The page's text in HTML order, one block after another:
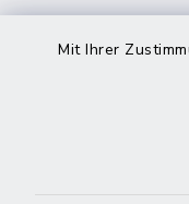
Mit Ihrer
Kontakt